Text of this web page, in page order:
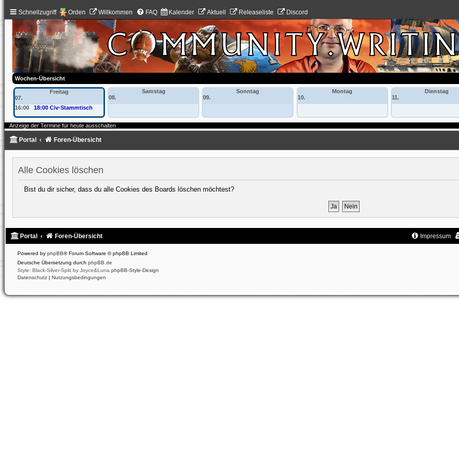
Schnellzugriff Orden Willkommen FAQ Kalender Aktuell Releaseliste Discord
Wochen-Übersicht
Freitag
07.
16:00
18:00 Civ-Stammtisch
Samstag
08.
Sonntag
09.
Montag
10.
Dienstag
11.
Anzeige der Termine für heute ausschalten
Portal Foren-Übersicht
Alle Cookies löschen
Bist du dir sicher, dass du alle Cookies des Boards löschen möchtest?
Portal Foren-Übersicht Impressum
Powered by phpBB® Forum Software © phpBB Limited
Deutsche Übersetzung durch phpBB.de
Style: Black-Silver-Split by Joyce&Luna phpBB-Style-Design
Datenschutz | Nutzungsbedingungen